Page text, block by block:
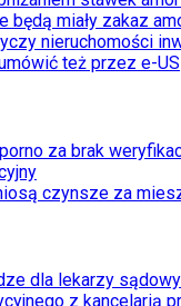
będą miały zakaz
nieruchomości
też przez e-US
za brak
czynsze za
dla lekarzy
z kancelarią